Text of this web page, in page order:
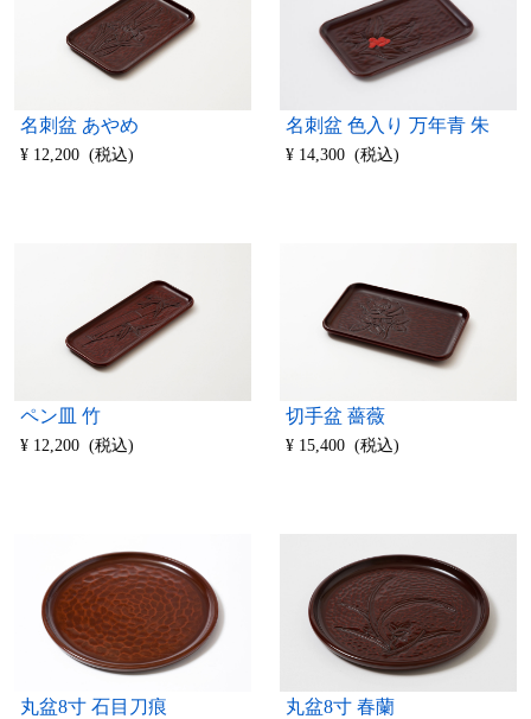
名刺盆 あやめ
¥ 12,200 (税込)
名刺盆 色入り 万年青 朱
¥ 14,300 (税込)
ペン皿 竹
¥ 12,200 (税込)
切手盆 薔薇
¥ 15,400 (税込)
丸盆8寸 石目刀痕 丸盆8寸 春蘭